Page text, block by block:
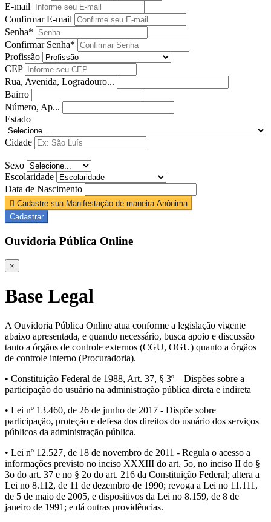
E-mail
Confirmar E-mail
Senha*
Confirmar Senha*
Profissão
CEP
Rua, Avenida, Logradouro...
Bairro
Número, Ap...
Estado
Cidade
Sexo
Escolaridade
Data de Nascimento
Cadastre sua Manifestação de maneira Anônima
Cadastrar
Ouvidoria Pública Online
×
Base Legal
A Ouvidoria Pública Online atua conforme a legislação vigente
abaixo apresentada, e quando necessário, busca apoio e discussão
tanto a órgãos de controle externos (CGU, OGU) quanto a órgãos
de controle interno (Procuradoria).
• Constituição Federal de 1988, Art. 37, § 3º – Dispões sobre a
participação do usuário na administração pública direta e indireta
• Lei nº 13.460, de 26 de junho de 2017 - Dispõe sobre
participação, proteção e defesa dos direitos do usuário dos serviços
públicos da administração pública.
• Lei nº 12.527, de 18 de novembro de 2011 - Regula o acesso a
informações previsto no inciso XXXIII do art. 5o, no inciso II do §
3o do art. 37 e no § 2o do art. 216 da Constituição Federal; altera a
Lei no 8.112, de 11 de dezembro de 1990; revoga a Lei no 11.111,
de 5 de maio de 2005, e dispositivos da Lei no 8.159, de 8 de
janeiro de 1991; e dá outras providências.